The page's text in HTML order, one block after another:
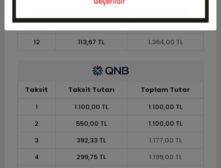
133,10 TL
11
122,00 TL
1.342,00 TL
12
113,67 TL 1.364,00 TL
Taksit Taksit Tutarı
Toplam Tutar
1
1.100,00 TL
1.100,00 TL
2
550,00 TL
1.100,00 TL
3
392,33 TL
1.177,00 TL
4
299,75 TL
1.199,00 TL